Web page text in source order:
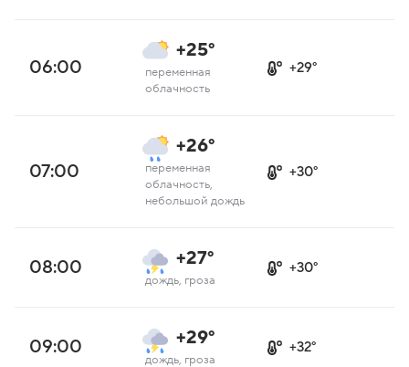
06:00
+25°
переменная
облачность
+29°
07:00
+26°
переменная
облачность,
небольшой дождь
+30°
08:00 +27°
дождь, гроза
+30°
09:00 +29°
дождь, гроза
+32°